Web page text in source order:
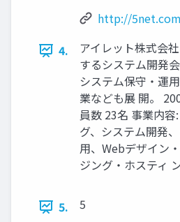
http://5net.com
4.
アイレット株式会
するシステム開発
システム保守・運
業なども展 開。
員数 23名 事業内
グ、システム開発
用、Webデザイン
ジング・ホスティ
5. 5